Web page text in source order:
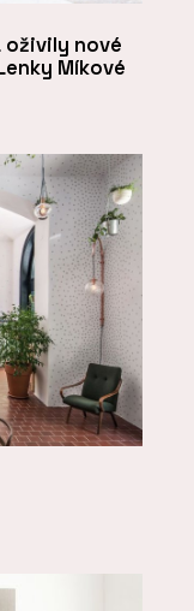
nové
Míkové